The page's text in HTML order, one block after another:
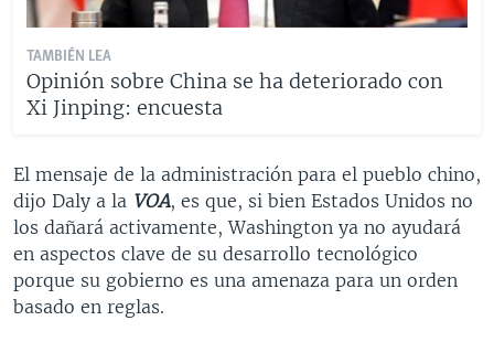
TAMBIÉN LEA
Opinión sobre China se ha deteriorado con
Xi Jinping: encuesta
El mensaje de la administración para el pueblo chino,
dijo Daly a la VOA, es que, si bien Estados Unidos no
los dañará activamente, Washington ya no ayudará
en aspectos clave de su desarrollo tecnológico
porque su gobierno es una amenaza para un orden
basado en reglas.